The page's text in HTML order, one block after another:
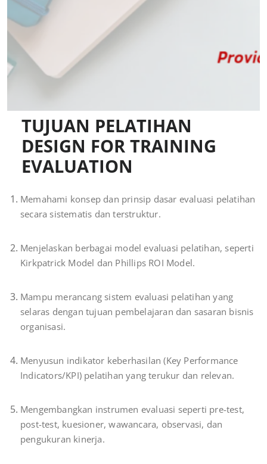
TUJUAN PELATIHAN
DESIGN FOR TRAINING
EVALUATION
Memahami konsep dan prinsip dasar evaluasi pelatihan
secara sistematis dan terstruktur.
Menjelaskan berbagai model evaluasi pelatihan, seperti
Kirkpatrick Model dan Phillips ROI Model.
Mampu merancang sistem evaluasi pelatihan yang
selaras dengan tujuan pembelajaran dan sasaran bisnis
organisasi.
Menyusun indikator keberhasilan (Key Performance
Indicators/KPI) pelatihan yang terukur dan relevan.
Mengembangkan instrumen evaluasi seperti pre-test,
post-test, kuesioner, wawancara, observasi, dan
pengukuran kinerja.